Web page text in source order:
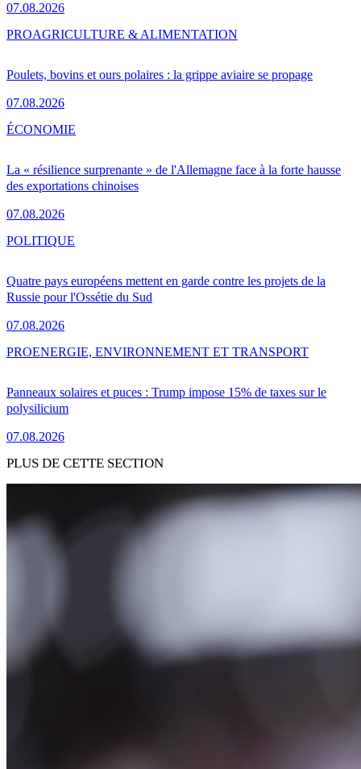
07.08.2026
Poulets, bovins et ours polaires : la grippe aviaire se propage
07.08.2026
PROAGRICULTURE & ALIMENTATION
La « résilience surprenante » de l'Allemagne face à la forte hausse
des exportations chinoises
07.08.2026
ÉCONOMIE
Quatre pays européens mettent en garde contre les projets de la
Russie pour l'Ossétie du Sud
07.08.2026
POLITIQUE
Panneaux solaires et puces : Trump impose 15% de taxes sur le
polysilicium
07.08.2026
PROENERGIE, ENVIRONNEMENT ET TRANSPORT
PLUS DE CETTE SECTION